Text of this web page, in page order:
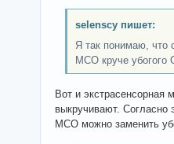
selenscy пишет:
Я так понимаю, что
МСО круче убогого
Вот и экстрасенсорная
выкручивают. Согласно
МСО можно заменить